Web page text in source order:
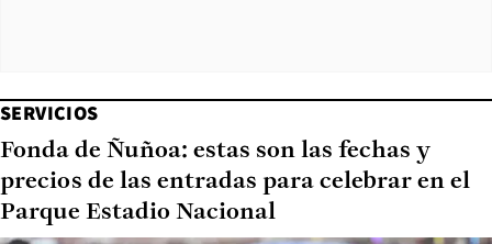
SERVICIOS
Fonda de Ñuñoa: estas son las fechas y
precios de las entradas para celebrar en el
Parque Estadio Nacional